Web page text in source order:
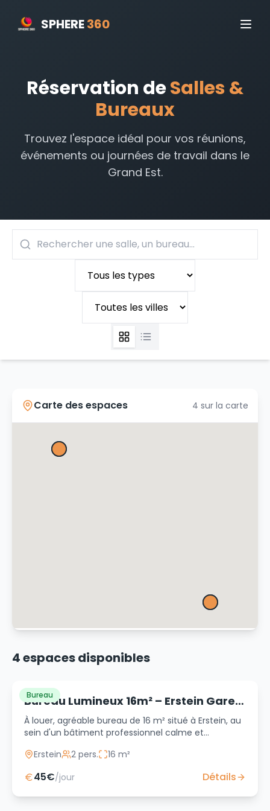
SPHERE360
Réservation deSalles &
Bureaux
Trouvez l'espace idéal pour vos réunions,
événements ou journées de travail dans le
Grand Est.
Carte des espaces 4 sur la carte
4espacesdisponibles
Bureau
Bureau Lumineux 16m² – Erstein Gare
& RN83 – 45€/jour
À louer, agréable bureau de 16 m² situé à Erstein, au
sein d'un bâtiment professionnel calme et
tertiaires (consultants, indépendants, professions
libérales, tâches administratives). Grâce à ses
grandes fenêtres, cet espace bénéficie d'un
Erstein 2 pers. 16 m²
45€/jour Détails